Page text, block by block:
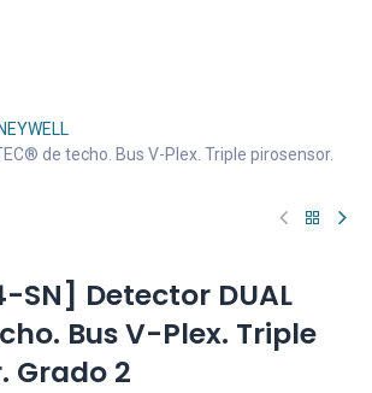
de techo. Bus V-Plex. Triple pirosensor.
SN] Detector DUAL
Bus V-Plex. Triple
Grado 2